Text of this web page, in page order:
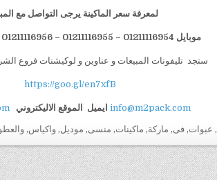
لمعرفة سعر الماكينة يرجى التواصل مع
موبايل 01211116954 – 01211116955 – 01211116956 – 01211116958
ستجد تليفونات المبيعات و عناوين و لوكيشنات فروع
https://goo.gl/en7xfB
info@m2pack.com ايميل الموقع الاليكتروني
, عبوات, فى, ماركة, ماكينات, منسى, موديل, واكياس,